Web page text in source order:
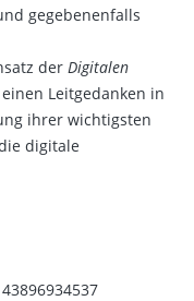
gegebenenfalls
der Digitalen
Leitgedanken in
ihrer wichtigsten
digitale